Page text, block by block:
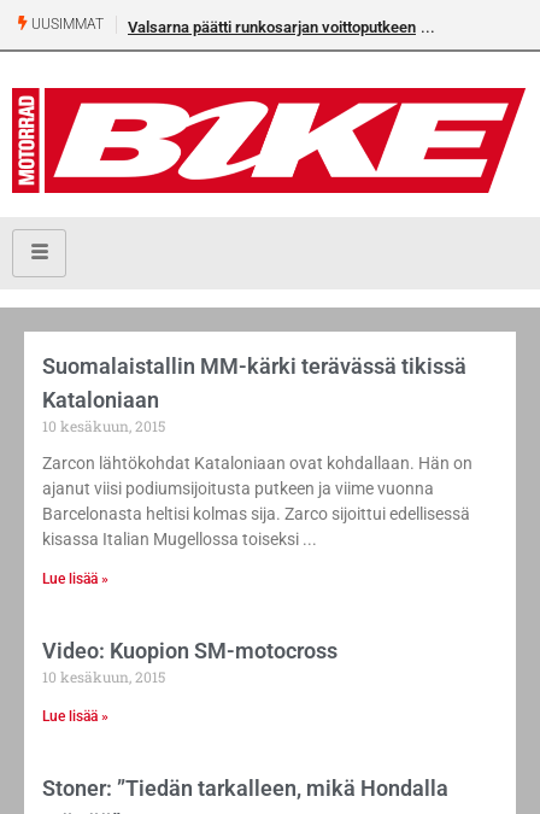
UUSIMMAT Valsarna päätti runkosarjan voittoputkeen
Suomalaistallin MM-kärki terävässä tikissä
Kataloniaan
10 kesäkuun, 2015
Zarcon lähtökohdat Kataloniaan ovat kohdallaan. Hän on
ajanut viisi podiumsijoitusta putkeen ja viime vuonna
Barcelonasta heltisi kolmas sija. Zarco sijoittui edellisessä
kisassa Italian Mugellossa toiseksi
Lue lisää »
Video: Kuopion SM-motocross
10 kesäkuun, 2015
Lue lisää »
Stoner: ”Tiedän tarkalleen, mikä Hondalla